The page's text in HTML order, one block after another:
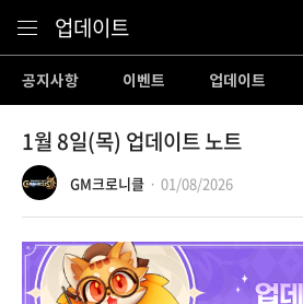
업데이트
공지사항 이벤트 업데이트
1월 8일(목) 업데이트 노트
GM크로니클 01/08/2026